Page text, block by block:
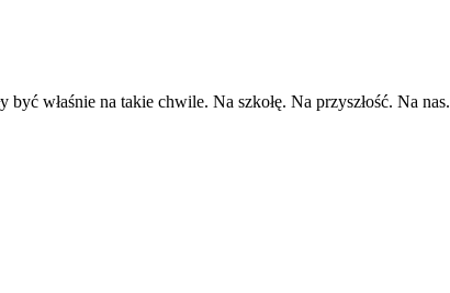
właśnie na takie chwile. Na szkołę. Na przyszłość. Na nas.